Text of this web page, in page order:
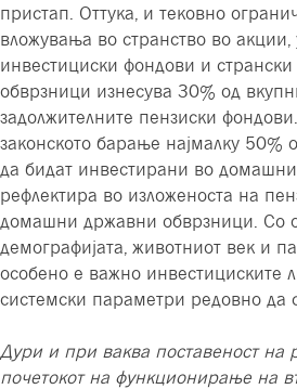
пристап. Оттука, и тековно
вложувања во странство во акции,
инвестициски фондови и
обврзници изнесува 30% од
задолжителните пензиски
законското барање најмалку 50%
да бидат инвестирани во
рефлектира во изложеноста на
домашни државни обврзници. Со
демографијата, животниот век и
особено е важно инвестициските
системски параметри редовно да
Дури и при ваква поставеност на
почетокот на функционирање на